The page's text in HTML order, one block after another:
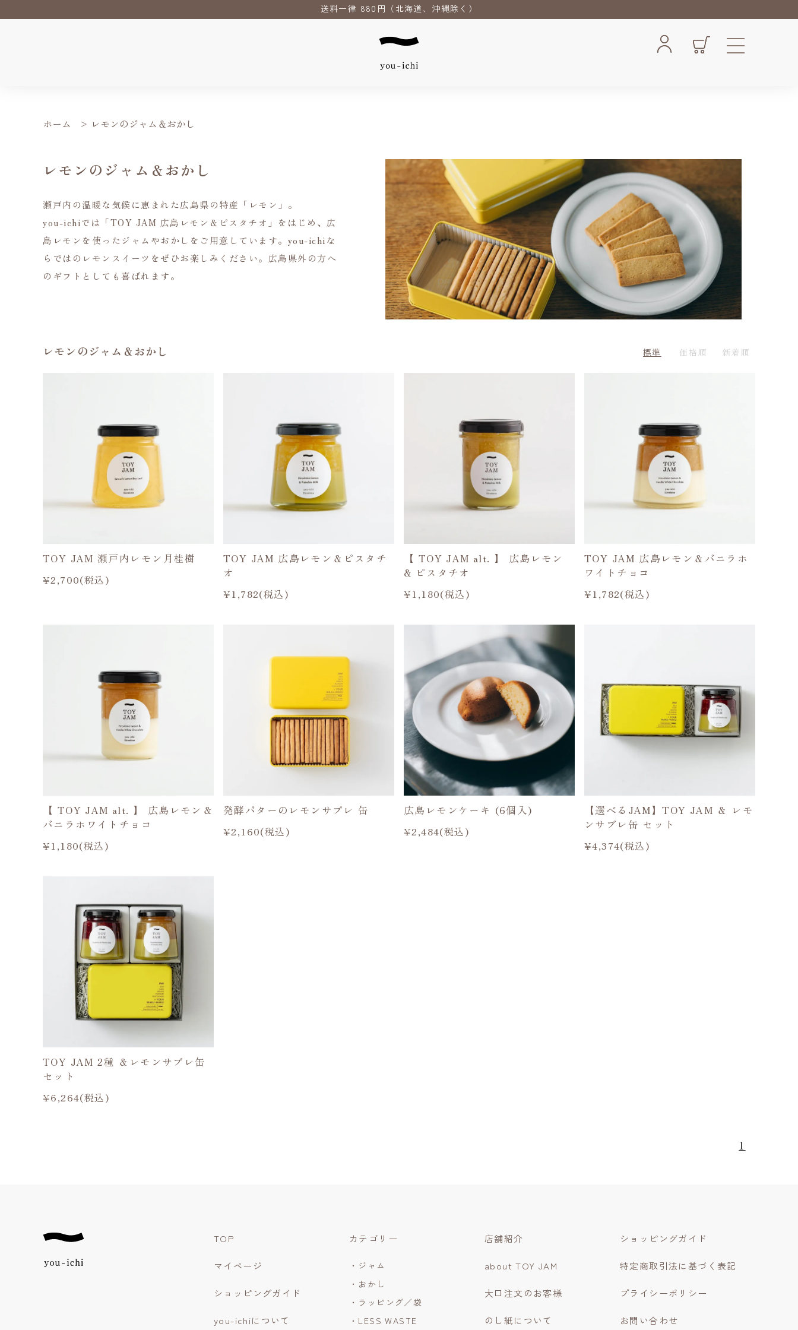
送料一律 880円（北海道、沖縄除く）
ホーム > レモンのジャム＆おかし
レモンのジャム＆おかし
瀬戸内の温暖な気候に恵まれた広島県の特産「レモン」。
you-ichiでは「TOY JAM 広島レモン＆ピスタチオ」をはじめ、広
島レモンを使ったジャムやおかしをご用意しています。you-ichiな
らではのレモンスイーツをぜひお楽しみください。広島県外の方へ
のギフトとしても喜ばれます。
レモンのジャム＆おかし 標準 価格順 新着順
TOY JAM 瀬戸内レモン月桂樹
¥2,700(税込)
TOY JAM 広島レモン＆ピスタチ
オ
¥1,782(税込)
【 TOY JAM alt. 】 広島レモン
& ピスタチオ
¥1,180(税込)
TOY JAM 広島レモン＆バニラホ
ワイトチョコ
¥1,782(税込)
【 TOY JAM alt. 】 広島レモン＆
バニラホワイトチョコ
¥1,180(税込)
発酵バターのレモンサブレ 缶
¥2,160(税込)
広島レモンケーキ (6個入)
¥2,484(税込)
【選べるJAM】TOY JAM ＆ レモ
ンサブレ缶 セット
¥4,374(税込)
TOY JAM 2種 ＆レモンサブレ缶
セット
¥6,264(税込)
1
TOP
マイページ
ショッピングガイド
you-ichiについて
カテゴリー
・ジャム
・おかし
・ラッピング／袋
・LESS WASTE
店舗紹介
about TOY JAM
大口注文のお客様
のし紙について
ショッピングガイド
特定商取引法に基づく表記
プライシーポリシー
お問い合わせ